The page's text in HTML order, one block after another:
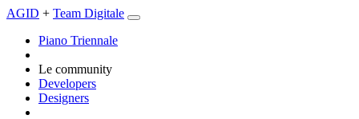
AGID + Team Digitale
Piano Triennale
Le community
Developers
Designers